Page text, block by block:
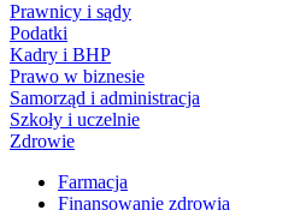
Prawnicy i sądy
Podatki
Kadry i BHP
Prawo w biznesie
Samorząd i administracja
Szkoły i uczelnie
Zdrowie
Farmacja
Finansowanie zdrowia